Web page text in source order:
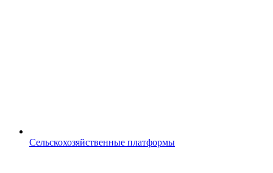
Сельскохозяйственные платформы